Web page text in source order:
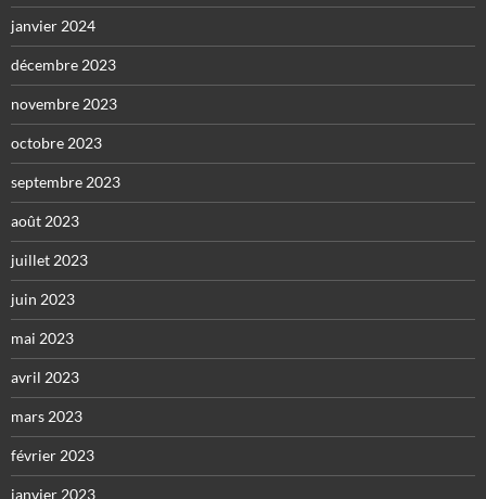
janvier 2024
décembre 2023
novembre 2023
octobre 2023
septembre 2023
août 2023
juillet 2023
juin 2023
mai 2023
avril 2023
mars 2023
février 2023
janvier 2023